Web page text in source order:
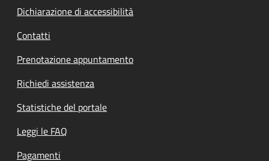
Dichiarazione di accessibilità
Contatti
Prenotazione appuntamento
Richiedi assistenza
Statistiche del portale
Leggi le FAQ
Pagamenti